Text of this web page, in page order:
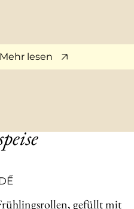
Mehr lesen
gefüllt mit